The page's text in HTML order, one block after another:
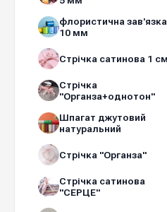
флористична зав'язка
10 мм
Стрічка сатинова 1 см
Стрічка
"Органза+однотон"
Шпагат джутовий
натуральний
Стрічка "Органза"
Стрічка сатинова
"СЕРЦЕ"